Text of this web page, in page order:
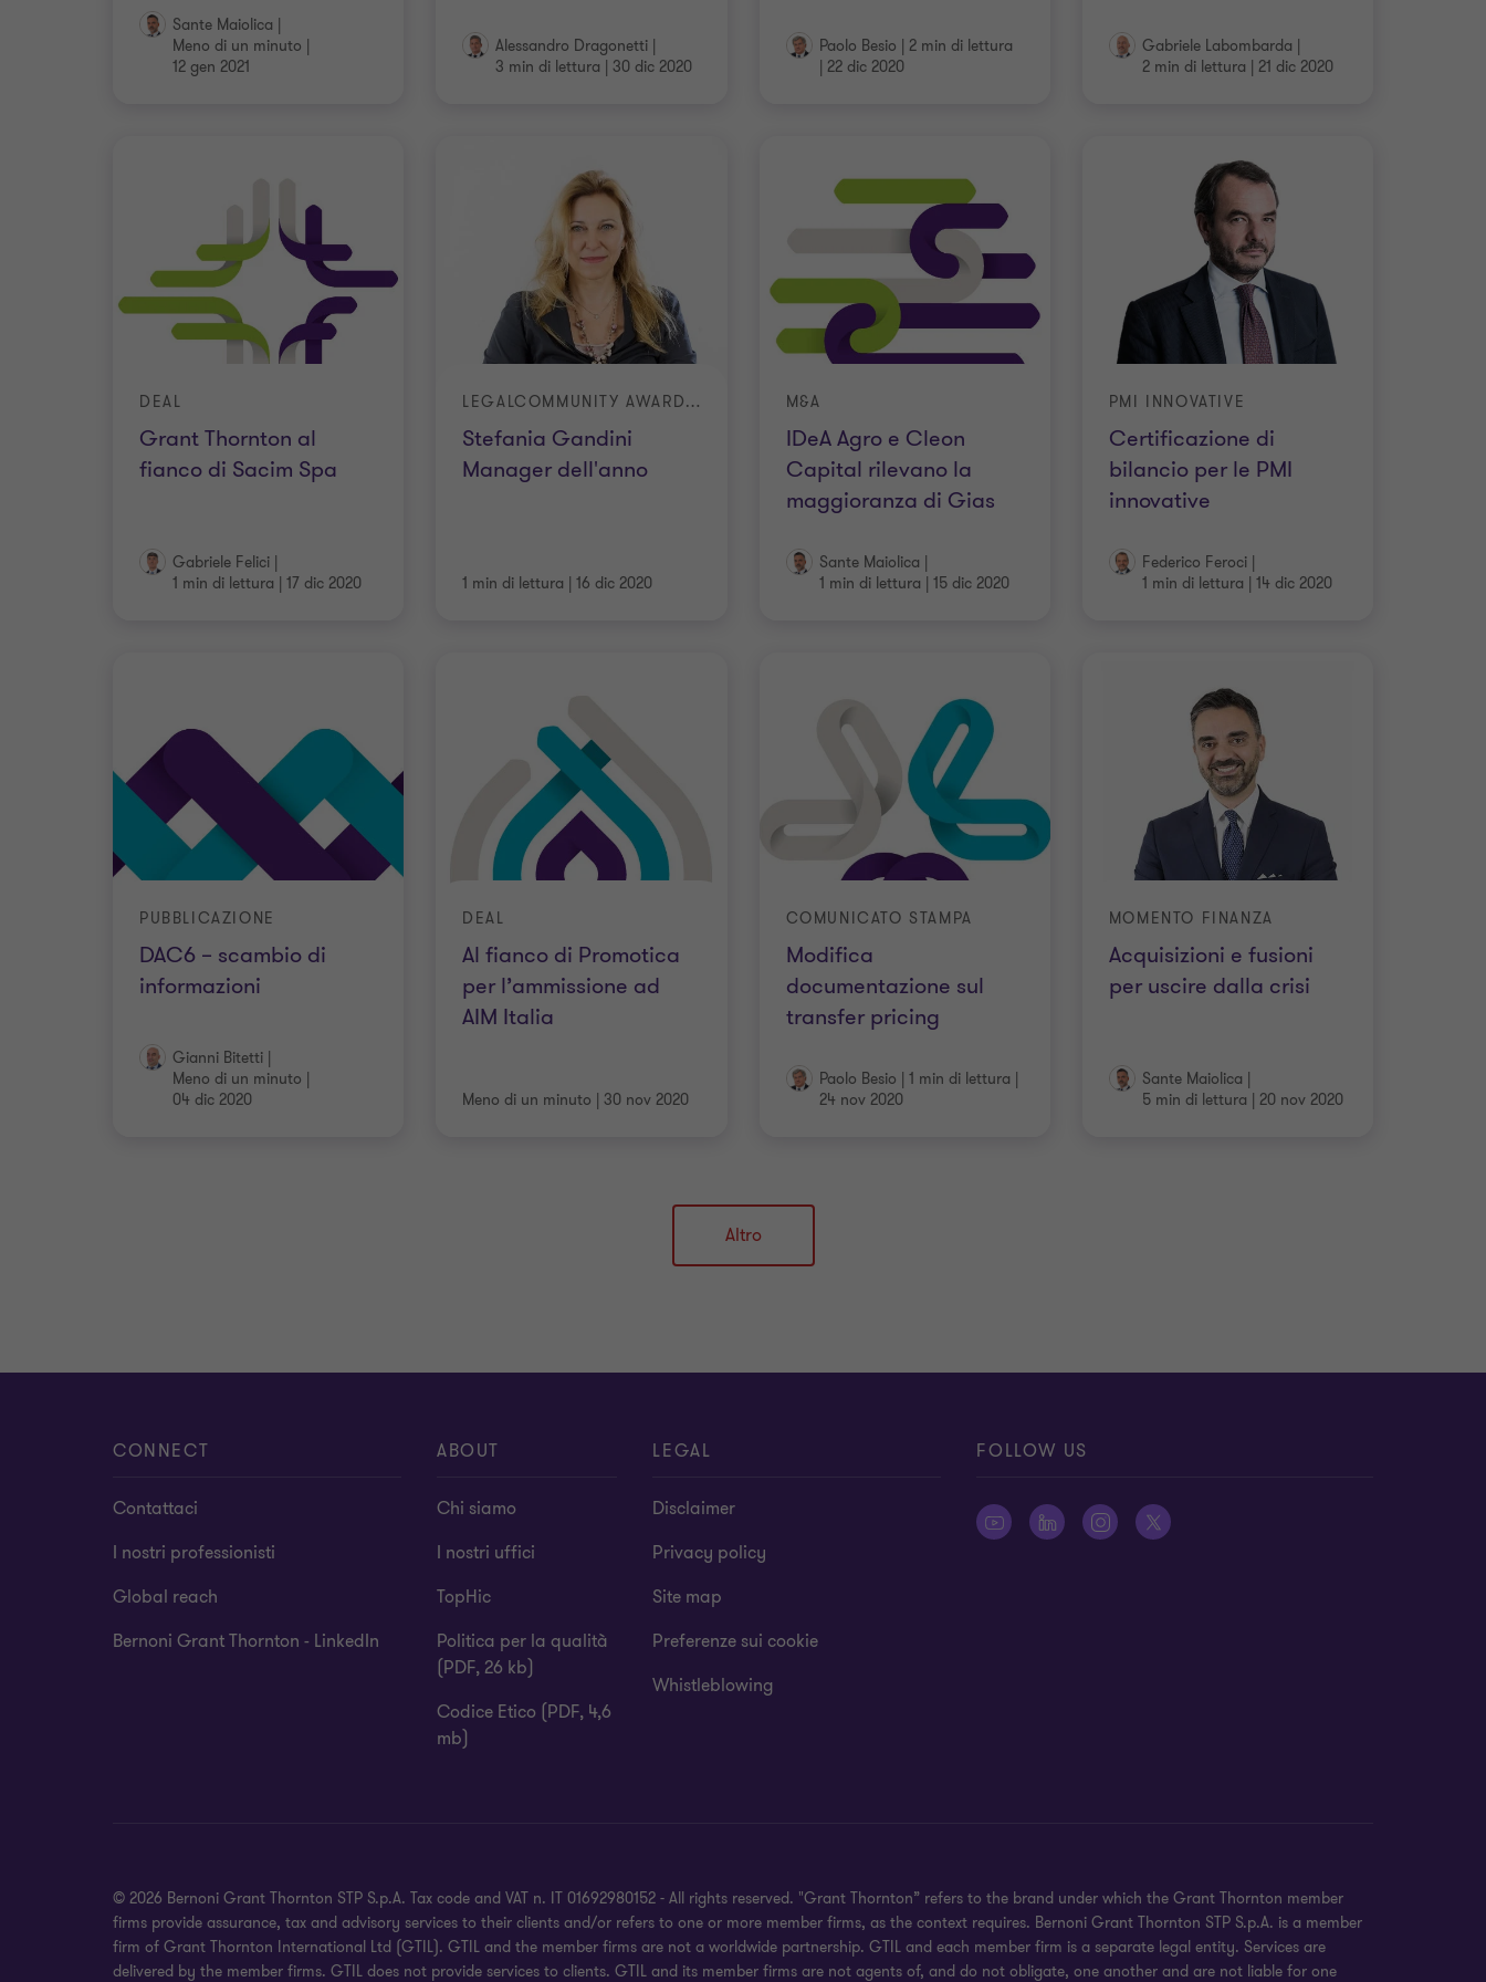
Sante Maiolica |
Meno di un minuto |
12 gen 2021
Alessandro Dragonetti |
3 min di lettura | 30 dic 2020
Paolo Besio | 2 min di lettura
| 22 dic 2020
Gabriele Labombarda |
2 min di lettura | 21 dic 2020
Grant Thornton al
fianco di Sacim Spa
DEAL
Gabriele Felici |
1 min di lettura | 17 dic 2020
Stefania Gandini
Manager dell'anno
LEGALCOMMUNITY AWARDS 2020
1 min di lettura | 16 dic 2020
IDeA Agro e Cleon
Capital rilevano la
maggioranza di Gias
M&A
Sante Maiolica |
1 min di lettura | 15 dic 2020
Certificazione di
bilancio per le PMI
innovative
PMI INNOVATIVE
Federico Feroci |
1 min di lettura | 14 dic 2020
DAC6 – scambio di
informazioni
PUBBLICAZIONE
Gianni Bitetti |
Meno di un minuto |
04 dic 2020
Al fianco di Promotica
per l’ammissione ad
AIM Italia
DEAL
Meno di un minuto | 30 nov 2020
Modifica
documentazione sul
transfer pricing
COMUNICATO STAMPA
Paolo Besio | 1 min di lettura |
24 nov 2020
Acquisizioni e fusioni
per uscire dalla crisi
MOMENTO FINANZA
Sante Maiolica |
5 min di lettura | 20 nov 2020
Altro
CONNECT
Contattaci
I nostri professionisti
Global reach
Bernoni Grant Thornton - LinkedIn
ABOUT
Chi siamo
I nostri uffici
TopHic
Politica per la qualità
(PDF, 26 kb)
Codice Etico (PDF, 4,6
mb)
LEGAL
Disclaimer
Privacy policy
Site map
Preferenze sui cookie
Whistleblowing
FOLLOW US
© 2026 Bernoni Grant Thornton STP S.p.A. Tax code and VAT n. IT 01692980152 - All rights reserved. "Grant Thornton” refers to the brand under which the Grant Thornton member
firms provide assurance, tax and advisory services to their clients and/or refers to one or more member firms, as the context requires. Bernoni Grant Thornton STP S.p.A. is a member
firm of Grant Thornton International Ltd (GTIL). GTIL and the member firms are not a worldwide partnership. GTIL and each member firm is a separate legal entity. Services are
delivered by the member firms. GTIL does not provide services to clients. GTIL and its member firms are not agents of, and do not obligate, one another and are not liable for one